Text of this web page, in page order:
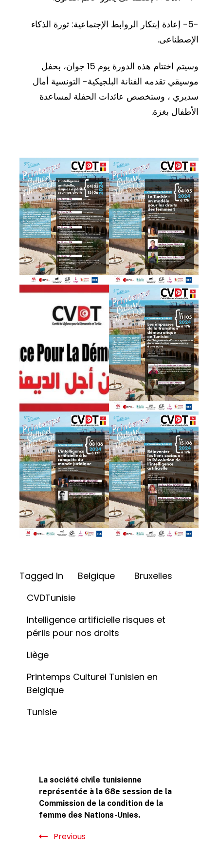
-5- إعادة إبتكار الروابط الإجتماعية: ثورة الذكاء
الإصطناعى.
وسيتم اختتام هذه الدورة يوم 15 جوان، بحفل
موسيقي تقدمه الفنانة البلجيكية- التونسية أمال
سديري ، وستخصص عائدات الحفلة لمساعدة
الأطفال بغزة.
Tagged In Belgique
Bruxelles
CVDTunisie
Intelligence artificielle risques et
périls pour nos droits
Liège
Printemps Culturel Tunisien en
Belgique
Tunisie
Navigation
La société civile tunisienne
représentée à la 68e session de la
Commission de la condition de la
femme des Nations-Unies.
Previous